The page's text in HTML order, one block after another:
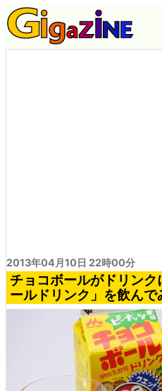
2013年04月10日 22時00分
チョコボールがドリン
ールドリンク」を飲んで